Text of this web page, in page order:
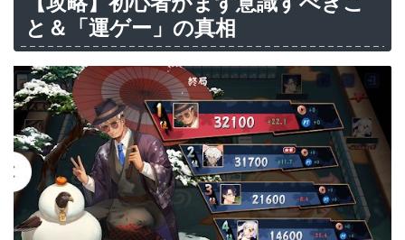
と＆「運ゲー」の真相